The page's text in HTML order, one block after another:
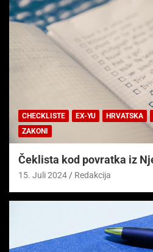
CHECKLISTE EX-YU HRVATSKA
ZAKONI
Čeklista kod povratka iz
15. Juli 2024 Redakcija